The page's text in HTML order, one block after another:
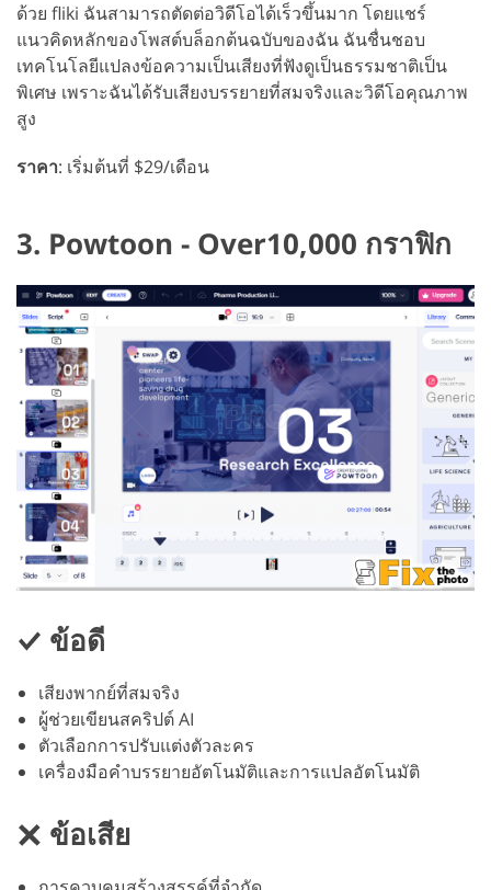
ด้วย fliki ฉันสามารถตัดต่อวิดีโอได้เร็วขึ้นมาก โดยแชร์
แนวคิดหลักของโพสต์บล็อกต้นฉบับของฉัน ฉันชื่นชอบ
เทคโนโลยีแปลงข้อความเป็นเสียงที่ฟังดูเป็นธรรมชาติเป็น
พิเศษ เพราะฉันได้รับเสียงบรรยายที่สมจริงและวิดีโอคุณภาพ
สูง
ราคา: เริ่มต้นที่ $29/เดือน
3. Powtoon - Over10,000 กราฟิก
ข้อดี
เสียงพากย์ที่สมจริง
ผู้ช่วยเขียนสคริปต์ AI
ตัวเลือกการปรับแต่งตัวละคร
เครื่องมือคำบรรยายอัตโนมัติและการแปลอัตโนมัติ
ข้อเสีย